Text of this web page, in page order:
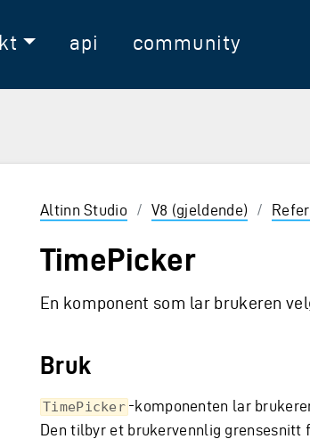
api community
og Enter for å velge
Altinn Studio / V8 (gjeldende) /
TimePicker
En komponent som lar brukeren
Bruk
TimePicker -komponenten lar
Den tilbyr et brukervennlig